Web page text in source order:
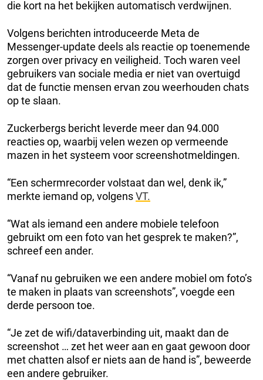
die kort na het bekijken automatisch verdwijnen.
Volgens berichten introduceerde Meta de
Messenger-update deels als reactie op toenemende
zorgen over privacy en veiligheid. Toch waren veel
gebruikers van sociale media er niet van overtuigd
dat de functie mensen ervan zou weerhouden chats
op te slaan.
Zuckerbergs bericht leverde meer dan 94.000
reacties op, waarbij velen wezen op vermeende
mazen in het systeem voor screenshotmeldingen.
“Een schermrecorder volstaat dan wel, denk ik,”
merkte iemand op, volgensVT.
“Wat als iemand een andere mobiele telefoon
gebruikt om een foto van het gesprek te maken?”,
schreef een ander.
“Vanaf nu gebruiken we een andere mobiel om foto’s
te maken in plaats van screenshots”, voegde een
derde persoon toe.
“Je zet de wifi/dataverbinding uit, maakt dan de
screenshot … zet het weer aan en gaat gewoon door
met chatten alsof er niets aan de hand is”, beweerde
een andere gebruiker.